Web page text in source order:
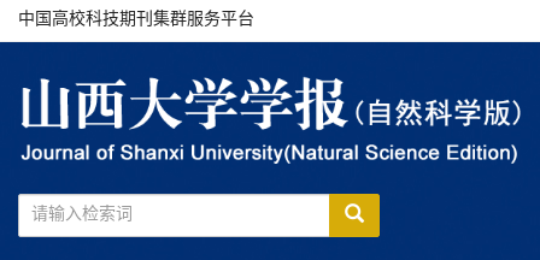
中国高校科技期刊集群服务平台